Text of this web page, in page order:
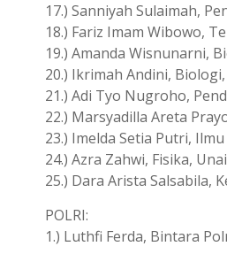
17.) Sanniyah Sulaimah,
18.) Fariz Imam Wibowo,
19.) Amanda Wisnunarni,
20.) Ikrimah Andini, Biologi,
21.) Adi Tyo Nugroho,
22.) Marsyadilla Areta
23.) Imelda Setia Putri,
24.) Azra Zahwi, Fisika,
25.) Dara Arista Salsabila,
POLRI:
1.) Luthfi Ferda, Bintara